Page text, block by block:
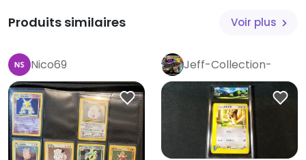
Produits similaires Voir plus
Nico69
Jeff-Collection-
Rétro Pro